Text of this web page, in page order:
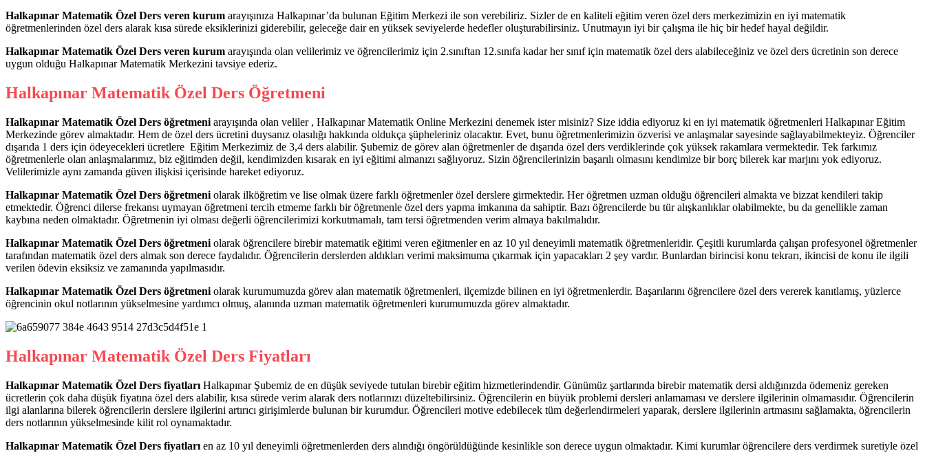
Halkapınar Matematik Özel Ders veren kurum arayışınıza Halkapınar’da bulunan Eğitim Merkezi ile son verebiliriz. Sizler de en kaliteli eğitim veren özel ders merkezimizin en iyi matematik
öğretmenlerinden özel ders alarak kısa sürede eksiklerinizi giderebilir, geleceğe dair en yüksek seviyelerde hedefler oluşturabilirsiniz. Unutmayın iyi bir çalışma ile hiç bir hedef hayal değildir.
Halkapınar Matematik Özel Ders veren kurum arayışında olan velilerimiz ve öğrencilerimiz için 2.sınıftan 12.sınıfa kadar her sınıf için matematik özel ders alabileceğiniz ve özel ders ücretinin son derece
uygun olduğu Halkapınar Matematik Merkezini tavsiye ederiz.
Halkapınar Matematik Özel Ders Öğretmeni
Halkapınar Matematik Özel Ders öğretmeni arayışında olan veliler , HalkapınarMatematik Online Merkezini denemek ister misiniz? Size iddia ediyoruz ki en iyi matematik öğretmenleri Halkapınar Eğitim
Merkezinde görev almaktadır. Hem de özel ders ücretini duysanız olasılığı hakkında oldukça şüpheleriniz olacaktır. Evet, bunu öğretmenlerimizin özverisi ve anlaşmalar sayesinde sağlayabilmekteyiz. Öğrenciler
dışarıda 1 ders için ödeyecekleri ücretlere Eğitim Merkezimiz de 3,4 ders alabilir. Şubemiz de görev alan öğretmenler de dışarıda özel ders verdiklerinde çok yüksek rakamlara vermektedir. Tek farkımız
öğretmenlerle olan anlaşmalarımız, biz eğitimden değil, kendimizden kısarak en iyi eğitimi almanızı sağlıyoruz. Sizin öğrencilerinizin başarılı olmasını kendimize bir borç bilerek kar marjını yok ediyoruz.
Velilerimizle aynı zamanda güven ilişkisi içerisinde hareket ediyoruz.
Halkapınar Matematik Özel Ders öğretmeni olarak ilköğretim ve lise olmak üzere farklı öğretmenler özel derslere girmektedir. Her öğretmen uzman olduğu öğrencileri almakta ve bizzat kendileri takip
etmektedir. Öğrenci dilerse frekansı uymayan öğretmeni tercih etmeme farklı bir öğretmenle özel ders yapma imkanına da sahiptir. Bazı öğrencilerde bu tür alışkanlıklar olabilmekte, bu da genellikle zaman
kaybına neden olmaktadır. Öğretmenin iyi olması değerli öğrencilerimizi korkutmamalı, tam tersi öğretmenden verim almaya bakılmalıdır.
Halkapınar Matematik Özel Ders öğretmeni olarak öğrencilere birebir matematik eğitimi veren eğitmenler en az 10 yıl deneyimli matematik öğretmenleridir. Çeşitli kurumlarda çalışan profesyonel öğretmenler
tarafından matematik özel ders almak son derece faydalıdır. Öğrencilerin derslerden aldıkları verimi maksimuma çıkarmak için yapacakları 2 şey vardır. Bunlardan birincisi konu tekrarı, ikincisi de konu ile ilgili
verilen ödevin eksiksiz ve zamanında yapılmasıdır.
Halkapınar Matematik Özel Ders öğretmeni olarak kurumumuzda görev alan matematik öğretmenleri, ilçemizde bilinen en iyi öğretmenlerdir. Başarılarını öğrencilere özel ders vererek kanıtlamış, yüzlerce
öğrencinin okul notlarının yükselmesine yardımcı olmuş, alanında uzman matematik öğretmenleri kurumumuzda görev almaktadır.
Halkapınar Matematik Özel Ders Fiyatları
Halkapınar Matematik Özel Ders fiyatları Halkapınar Şubemiz de en düşük seviyede tutulan birebir eğitim hizmetlerindendir. Günümüz şartlarında birebir matematik dersi aldığınızda ödemeniz gereken
ücretlerin çok daha düşük fiyatına özel ders alabilir, kısa sürede verim alarak ders notlarınızı düzeltebilirsiniz. Öğrencilerin en büyük problemi dersleri anlamaması ve derslere ilgilerinin olmamasıdır. Öğrencilerin
ilgi alanlarına bilerek öğrencilerin derslere ilgilerini artırıcı girişimlerde bulunan bir kurumdur. Öğrencileri motive edebilecek tüm değerlendirmeleri yaparak, derslere ilgilerinin artmasını sağlamakta, öğrencilerin
ders notlarının yükselmesinde kilit rol oynamaktadır.
Halkapınar Matematik Özel Ders fiyatları en az 10 yıl deneyimli öğretmenlerden ders alındığı öngörüldüğünde kesinlikle son derece uygun olmaktadır. Kimi kurumlar öğrencilere ders verdirmek suretiyle özel